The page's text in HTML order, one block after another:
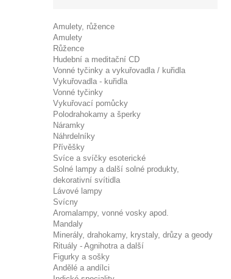
Amulety, růžence
Amulety
Růžence
Hudební a meditační CD
Vonné tyčinky a vykuřovadla / kuřidla
Vykuřovadla - kuřidla
Vonné tyčinky
Vykuřovací pomůcky
Polodrahokamy a šperky
Náramky
Náhrdelníky
Přívěšky
Svíce a svíčky esoterické
Solné lampy a další solné produkty,
dekorativní svítidla
Lávové lampy
Svícny
Aromalampy, vonné vosky apod.
Mandaly
Minerály, drahokamy, krystaly, drůzy a geody
Rituály - Agnihotra a další
Figurky a sošky
Andělé a andílci